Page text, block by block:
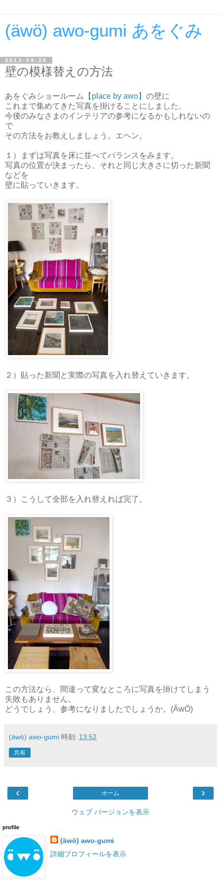
(äwö) awo-gumi あをぐみ
2013-09-26
壁の模様替えの方法
あをぐみショールーム 【place by awo】 の壁に
これまで集めてきた写真を掛けることにしました。
今後のみなさまのインテリアの参考になるかもしれないの
で
その方法をお教えしましょう。エヘン。
１）まずは写真を床に並べてバランスをみます。
写真の位置が決まったら、それと同じ大きさに切った新聞
などを
壁に貼っていきます。
２）貼った新聞と実際の写真を入れ替えていきます。
３）こうして全部を入れ替えれば完了。
この方法なら、間違って変なところに写真を掛けてしまう
失敗もありません。
どうでしょう、参考になりましたでしょうか。(ÄwÖ)
(äwö) awo-gumi 時刻: 13:52
共有
‹ ›
ホーム
ウェブ バージョンを表示
profile
(äwö) awo-gumi
詳細プロフィールを表示